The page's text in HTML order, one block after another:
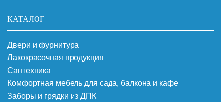
КАТАЛОГ
Двери и фурнитура
Лакокрасочная продукция
Сантехника
Комфортная мебель для сада, балкона и кафе
Заборы и грядки из ДПК